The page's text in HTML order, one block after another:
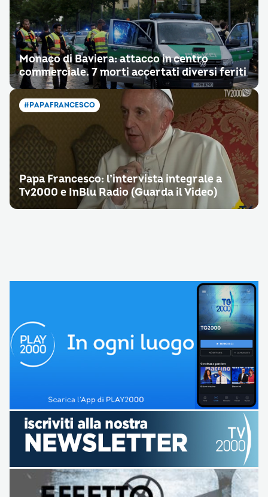
Monaco di Baviera: attacco in centro
commerciale. 7 morti accertati diversi feriti
#PAPAFRANCESCO
Papa Francesco: l’intervista integrale a
Tv2000 e InBlu Radio (Guarda il Video)